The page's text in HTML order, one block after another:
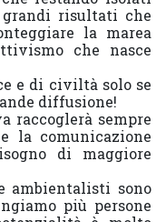
risultati che
la marea
che nasce
e di civiltà solo se
diffusione!
raccoglerà sempre
la comunicazione
di maggiore
ambientalisti sono
più persone